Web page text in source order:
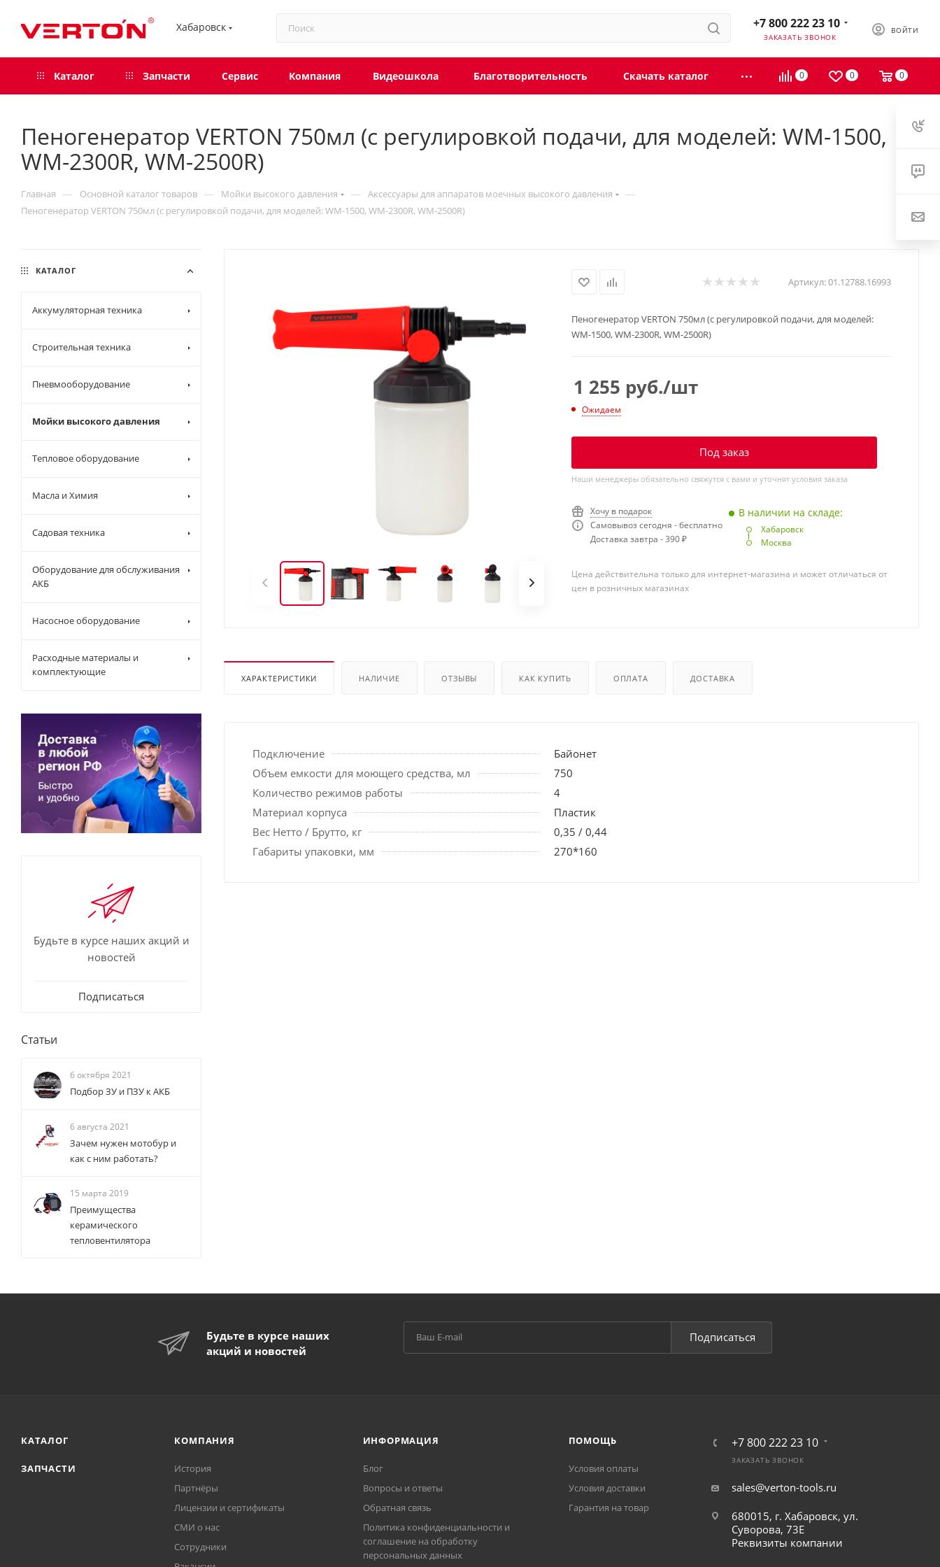
Хабаровск +7 800 222 23 10
ЗАКАЗАТЬ ЗВОНОК
ВОЙТИ
0 0 0
Каталог Запчасти Сервис Компания Видеошкола Благотворительность Скачать каталог
Пеногенератор VERTON 750мл (с регулировкой подачи, для моделей: WM-1500,
WM-2300R, WM-2500R)
Главная — Основной каталог товаров — Мойки высокого давления — Аксессуары для аппаратов моечных высокого давления —
Пеногенератор VERTON 750мл (с регулировкой подачи, для моделей: WM-1500, WM-2300R, WM-2500R)
Артикул:01.12788.16993
Пеногенератор VERTON 750мл (с регулировкой подачи, для моделей:
WM-1500, WM-2300R, WM-2500R)
1 255 руб./шт
Ожидаем
Под заказ
Наши менеджеры обязательно свяжутся с вами и уточнят условия заказа
Хочу в подарок
Самовывоз сегодня - бесплатно
Доставка завтра - 390 ₽
В наличии на складе:
Хабаровск
Москва
Цена действительна только для интернет-магазина и может отличаться от
цен в розничных магазинах
ХАРАКТЕРИСТИКИ НАЛИЧИЕ ОТЗЫВЫ КАК КУПИТЬ ОПЛАТА ДОСТАВКА
Подключение
Байонет
Объем емкости для моющего средства, мл
750
Количество режимов работы
4
Материал корпуса
Пластик
Вес Нетто / Брутто, кг
0,35 / 0,44
Габариты упаковки, мм
270*160
КАТАЛОГ
Аккумуляторная техника
Строительная техника
Пневмооборудование
Мойки высокого давления
Тепловое оборудование
Масла и Химия
Садовая техника
Оборудование для обслуживания
АКБ
Насосное оборудование
Расходные материалы и
комплектующие
Будьте в курсе наших акций и
новостей
Подписаться
Статьи
6 октября 2021
Подбор ЗУ и ПЗУ к АКБ
6 августа 2021
Зачем нужен мотобур и
как с ним работать?
15 марта 2019
Преимущества
керамического
тепловентилятора
Будьте в курсе наших
акций и новостей
Подписаться
КАТАЛОГ
ЗАПЧАСТИ
КОМПАНИЯ
История
Партнёры
Лицензии и сертификаты
СМИ о нас
Сотрудники
ИНФОРМАЦИЯ
Блог
Вопросы и ответы
Обратная связь
Политика конфиденциальности и
соглашение на обработку
персональных данных
ПОМОЩЬ
Условия оплаты
Условия доставки
Гарантия на товар
+7 800 222 23 10
ЗАКАЗАТЬ ЗВОНОК
sales@verton-tools.ru
680015, г. Хабаровск, ул.
Суворова, 73Е
Реквизиты компании